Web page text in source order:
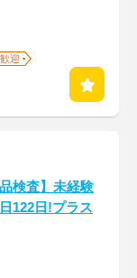
迎
検査】未経験
122日!プラス